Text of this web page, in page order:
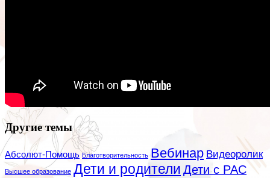
Другие темы
Абсолют-Помощь Благотворительность Вебинар Видеоролик
Высшее образование Дети и родители Дети с РАС